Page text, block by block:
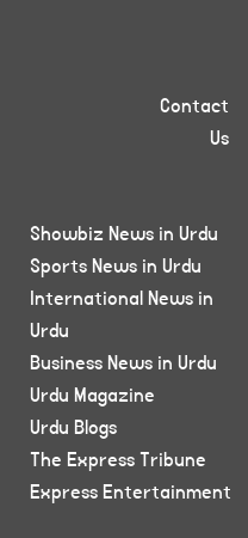
Contact
Us
Showbiz News in Urdu
Sports News in Urdu
International News in
Urdu
Business News in Urdu
Urdu Magazine
Urdu Blogs
The Express Tribune
Express Entertainment